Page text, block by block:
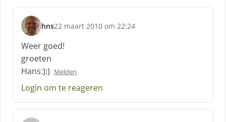
hns
s
c
h
r
e
e
:
22 maart 2010 om 22:24
Weer goed!
groeten
Hans:):) Melden
Login om te reageren